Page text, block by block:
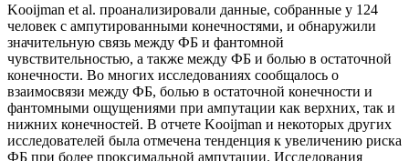
Kooijman et al. проанализировали данные, собранные у 124
человек с ампутированными конечностями, и обнаружили
значительную связь между ФБ и фантомной
чувствительностью, а также между ФБ и болью в остаточной
конечности. Во многих исследованиях сообщалось о
взаимосвязи между ФБ, болью в остаточной конечности и
фантомными ощущениями при ампутации как верхних, так и
нижних конечностей. В отчете Kooijman и некоторых других
исследователей была отмечена тенденция к увеличению риска
ФБ при более проксимальной ампутации. Исследования